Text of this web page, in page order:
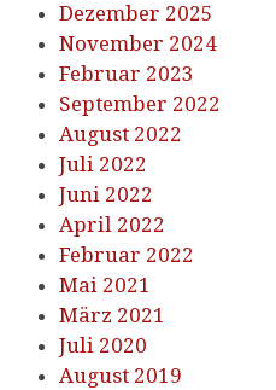
Dezember 2025
November 2024
Februar 2023
September 2022
August 2022
Juli 2022
Juni 2022
April 2022
Februar 2022
Mai 2021
März 2021
Juli 2020
August 2019